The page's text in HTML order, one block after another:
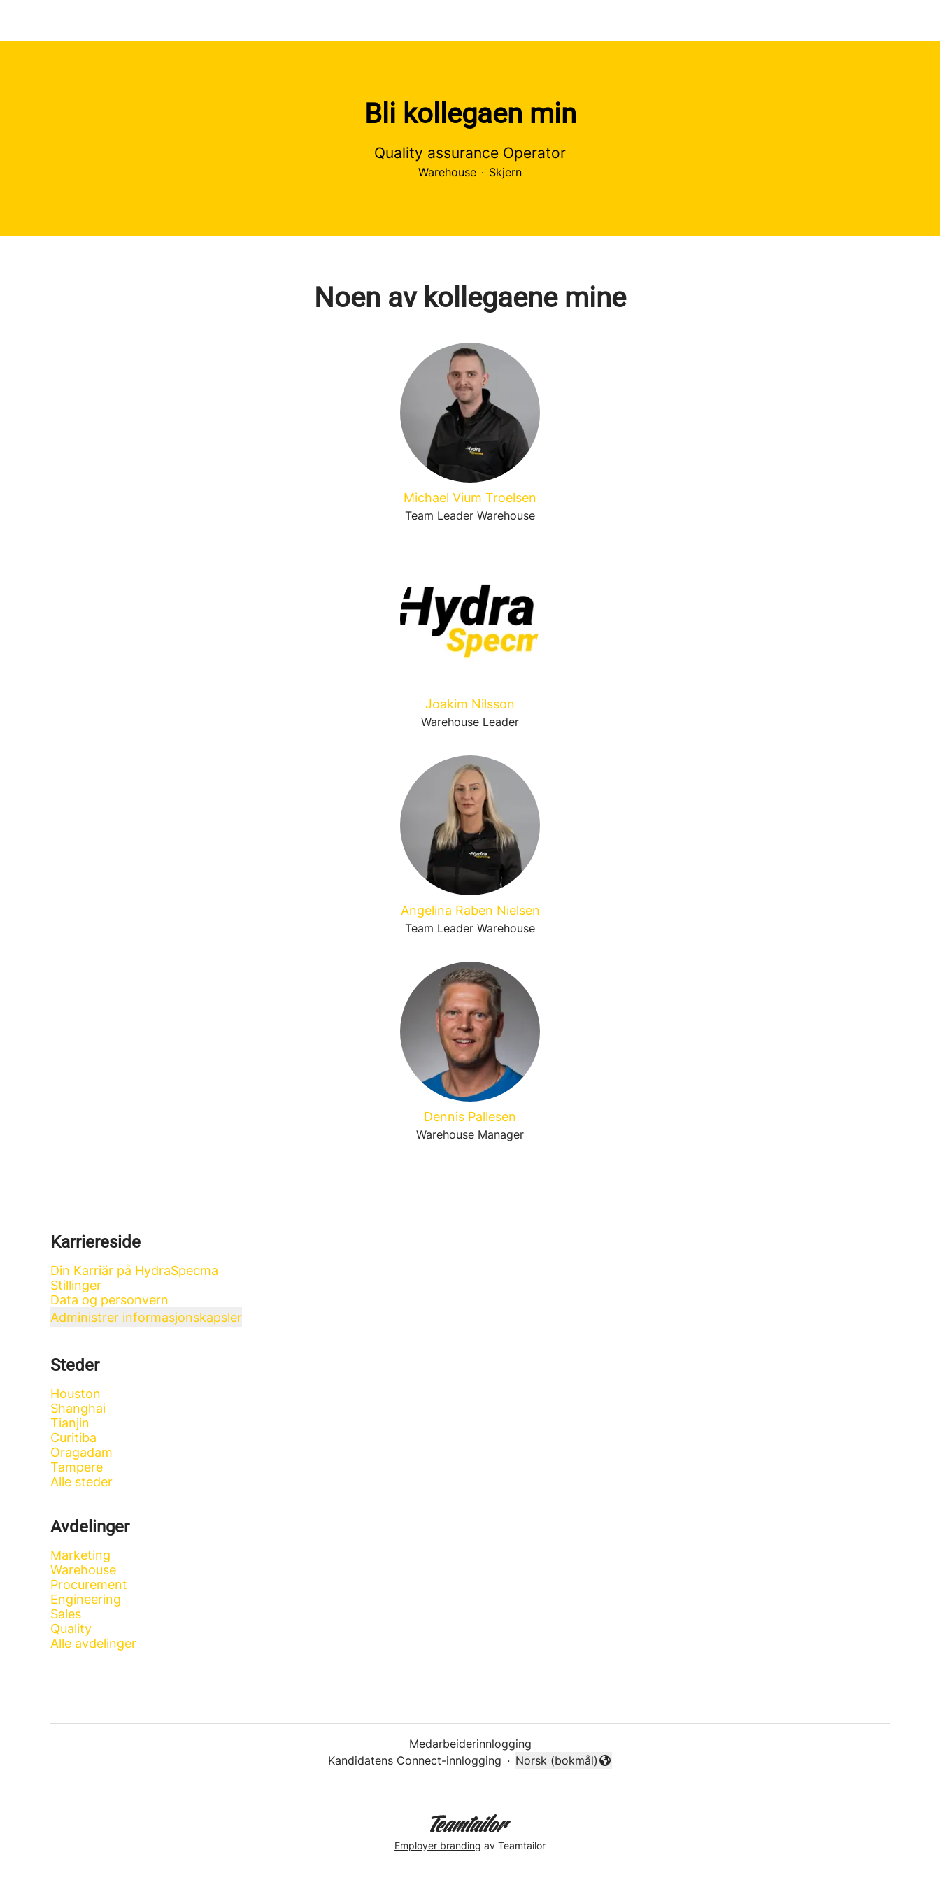
Bli kollegaen min
Quality assurance Operator
Warehouse · Skjern
Noen av kollegaene mine
Michael Vium Troelsen
Team Leader Warehouse
Joakim Nilsson
Warehouse Leader
Angelina Raben Nielsen
Team Leader Warehouse
Dennis Pallesen
Warehouse Manager
Karriereside
Din Karriär på HydraSpecma
Stillinger
Data og personvern
Administrer informasjonskapsler
Steder
Houston
Shanghai
Tianjin
Curitiba
Oragadam
Tampere
Alle steder
Avdelinger
Marketing
Warehouse
Procurement
Engineering
Sales
Quality
Alle avdelinger
Medarbeiderinnlogging
Kandidatens Connect-innlogging ·
Endre språk
Norsk (bokmål)
Employer branding av Teamtailor